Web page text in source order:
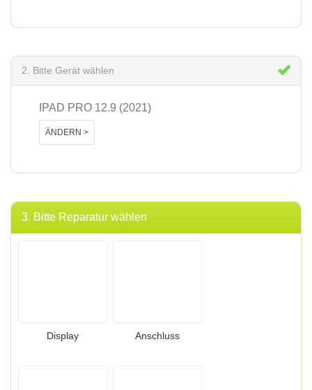
2. Bitte Gerät wählen
IPAD PRO 12.9 (2021)
ÄNDERN >
3. Bitte Reparatur wählen
Display Anschluss